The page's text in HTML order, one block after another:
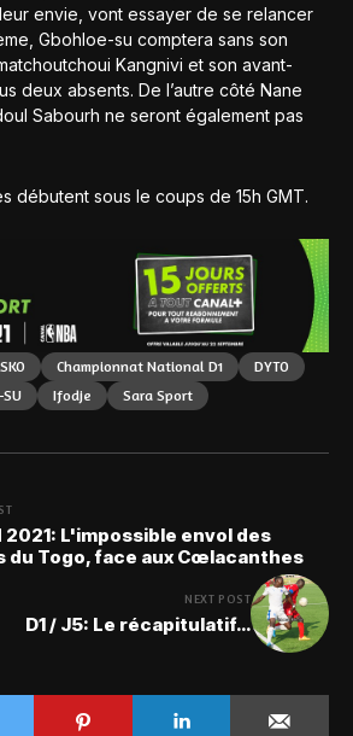
envie, vont essayer de se relancer
Gbohloe-su comptera sans son
Kangnivi et son avant-
deux absents. De l’autre côté Nane
Sabourh ne seront également pas
débutent sous le coups de 15h GMT.
Championnat National D1
DYTO
SU Ifodje Sara Sport
2021: L'impossible envol des
du Togo, face aux Cœlacanthes
NEXT POST
D1 / J5: Le récapitulatif…